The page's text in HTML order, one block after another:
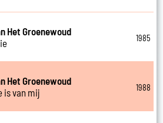
Het Groenewoud
1985
Het Groenewoud
is van mij
1988